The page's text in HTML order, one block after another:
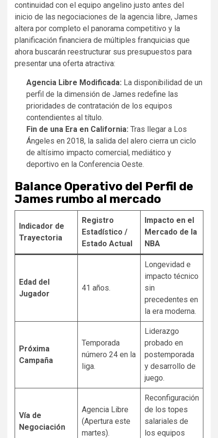
continuidad con el equipo angelino justo antes del
inicio de las negociaciones de la agencia libre, James
altera por completo el panorama competitivo y la
planificación financiera de múltiples franquicias que
ahora buscarán reestructurar sus presupuestos para
presentar una oferta atractiva:
Agencia Libre Modificada: La disponibilidad de un
perfil de la dimensión de James redefine las
prioridades de contratación de los equipos
contendientes al título.
Fin de una Era en California: Tras llegar a Los
Ángeles en 2018, la salida del alero cierra un ciclo
de altísimo impacto comercial, mediático y
deportivo en la Conferencia Oeste.
Balance Operativo del Perfil de
James rumbo al mercado
Indicador de
Trayectoria
Registro
Estadístico /
Estado Actual
Impacto en el
Mercado de la
NBA
Edad del
Jugador
41 años.
Longevidad e
impacto técnico
sin
precedentes en
la era moderna.
Próxima
Campaña
Temporada
número 24 en la
liga.
Liderazgo
probado en
postemporada
y desarrollo de
juego.
Vía de
Negociación
Agencia Libre
(Apertura este
martes).
Reconfiguración
de los topes
salariales de
los equipos